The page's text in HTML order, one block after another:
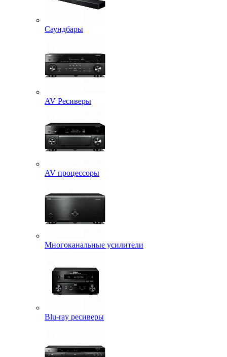
Саундбары
AV Ресиверы
AV процессоры
Многоканальные усилители
Blu-ray ресиверы